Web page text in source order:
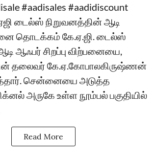
#aadisales #aadidiscount
டைல்ஸ் நிறுவனத்தின் ஆடி
தொடக்கம் கே.ஏ.ஜி. டைல்ஸ்
ஆஃபர் சிறப்பு விற்பனையை,
தலைவர் கே.ஏ.கோபாலகிருஷ்ணன்
சென்னையை அடுத்த
அருகே உள்ள நூம்பல் பகுதியில்
Read More